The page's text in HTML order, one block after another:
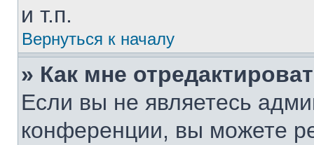
и т.п.
Вернуться к началу
» Как мне
Если вы не являетесь
конференции, вы можете